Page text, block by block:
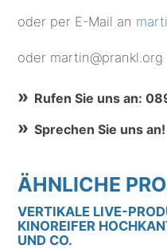
oder per E-Mail an
oder martin@prankl.org
Rufen Sie uns an:
Sprechen Sie uns an!
ÄHNLICHE
VERTIKALE LIVE-
KINOREIFER
UND CO.